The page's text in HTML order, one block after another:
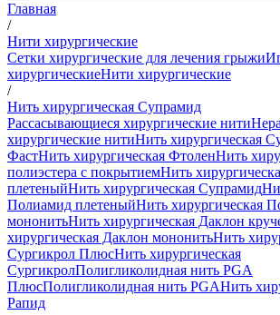
Главная
/
Нити хирургические
Сетки хирургические для лечения грыжи
хирургическиеНити хирургические
/
Нить хирургическая Супрамид
Рассасывающиеся хирургические нити
хирургические нитиНить хирургическая
ФастНить хирургическая ФтоленНить
полиэстера с покрытиемНить
плетеныйНить хирургическая Супрамид
Полиамид плетеныйНить хирургическая
мононитьНить хирургическая Даклон
хирургическая Даклон мононитьНить
Сургикрол ПлюсНить хирургическая
СургикролПолигликолидная нить PGA
ПлюсПолигликолидная нить PGAНить
Рапид